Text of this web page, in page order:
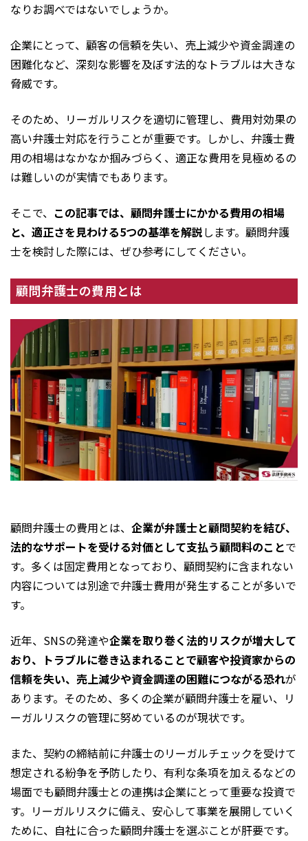
なりお調べではないでしょうか。
企業にとって、顧客の信頼を失い、売上減少や資金調達の
困難化など、深刻な影響を及ぼす法的なトラブルは大きな
脅威です。
そのため、リーガルリスクを適切に管理し、費用対効果の
高い弁護士対応を行うことが重要です。しかし、弁護士費
用の相場はなかなか掴みづらく、適正な費用を見極めるの
は難しいのが実情でもあります。
そこで、 この記事では、顧問弁護士にかかる費用の相場
と、適正さを見わける5つの基準を解説します。顧問弁護
士を検討した際には、ぜひ参考にしてください。
顧問弁護士の費用とは
顧問弁護士の費用とは、 企業が弁護士と顧問契約を結び、
法的なサポートを受ける対価として支払う顧問料のことで
す。多くは固定費用となっており、顧問契約に含まれない
内容については別途で弁護士費用が発生することが多いで
す。
近年、SNSの発達や企業を取り巻く法的リスクが増大して
おり、トラブルに巻き込まれることで顧客や投資家からの
信頼を失い、売上減少や資金調達の困難につながる恐れが
あります。そのため、多くの企業が顧問弁護士を雇い、リ
ーガルリスクの管理に努めているのが現状です。
また、契約の締結前に弁護士のリーガルチェックを受けて
想定される紛争を予防したり、有利な条項を加えるなどの
場面でも顧問弁護士との連携は企業にとって重要な投資で
す。リーガルリスクに備え、安心して事業を展開していく
ために、自社に合った顧問弁護士を選ぶことが肝要です。